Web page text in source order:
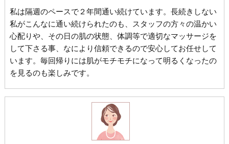
私は隔週のペースで２年間通い続けています。長続きしない
私がこんなに通い続けられたのも、スタッフの方々の温かい
心配りや、その日の肌の状態、体調等で適切なマッサージを
して下さる事、なにより信頼できるので安心してお任せして
います。毎回帰りには肌がモチモチになって明るくなったの
を見るのも楽しみです。